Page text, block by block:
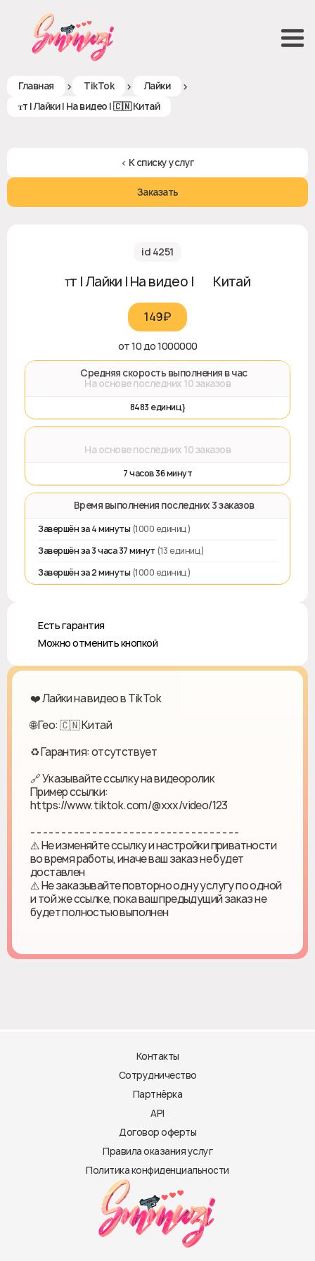
Главная > TikTok > Лайки >
ᴛт | Лайки | На видео | 🇨🇳 Китай
< К списку услуг
Заказать
id 4251
ᴛт | Лайки | На видео | 🇨🇳 Китай
149₽‎
от 10 до 1000000
🚀 Средняя скорость выполнения в час
На основе последних 10 заказов
8483 единиц}
На основе последних 10 заказов
7 часов 36 минут
⏱️ Время выполнения последних 3 заказов
Завершён за 4 минуты (1000 единиц)
Завершён за 3 часа 37 минут (13 единиц)
Завершён за 2 минуты (1000 единиц)
♻️ Есть гарантия
❎ Можно отменить кнопкой
❤️ Лайки на видео в TikTok
🌐 Гео: 🇨🇳 Китай
♻ Гарантия: отсутствует
🔗 Указывайте ссылку на видеоролик
Пример ссылки:
https://www.tiktok.com/@xxx/video/123
- - - - - - - - - - - - - - - - - - - - - - - - - - - - - - - - - -
⚠️ Не изменяйте ссылку и настройки приватности
во время работы, иначе ваш заказ не будет
доставлен
⚠️ Не заказывайте повторно одну услугу по одной
и той же ссылке, пока ваш предыдущий заказ не
будет полностью выполнен
Контакты
Сотрудничество
Партнёрка
API
Договор оферты
Правила оказания услуг
Политика конфиденциальности